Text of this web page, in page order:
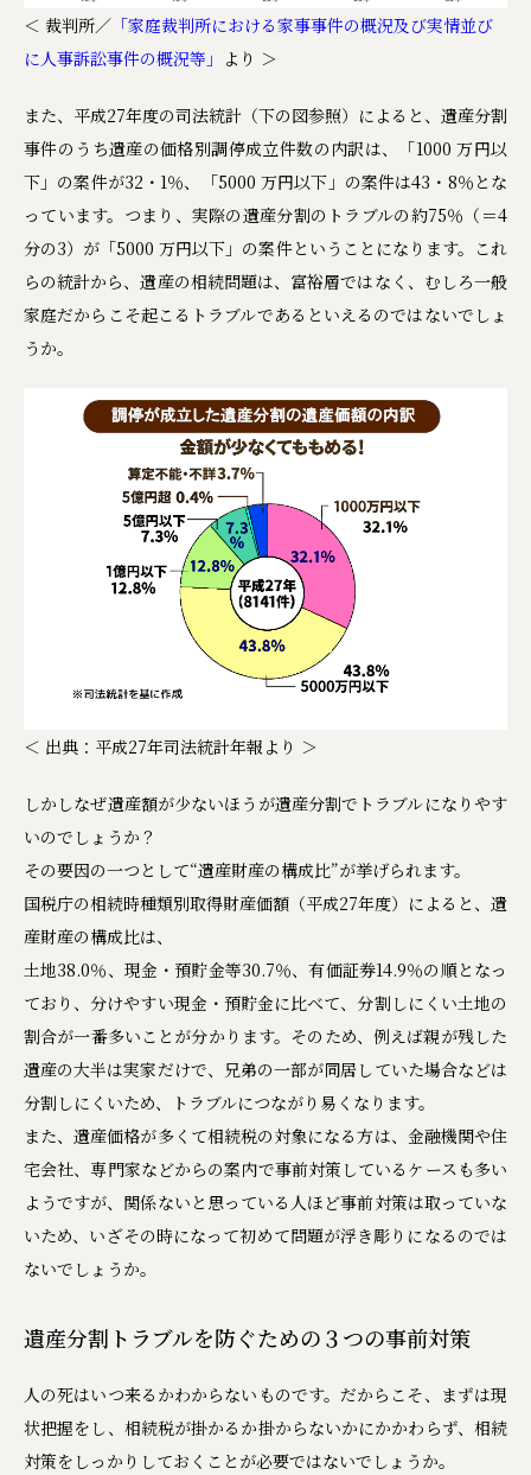
＜ 裁判所／ 「家庭裁判所における家事事件の概況及び実情並び
に人事訴訟事件の概況等」 より ＞
また、平成27年度の司法統計（下の図参照）によると、遺産分割
事件のうち遺産の価格別調停成立件数の内訳は、「1000 万円以
下」の案件が32・1％、「5000 万円以下」の案件は43・8％とな
っています。つまり、実際の遺産分割のトラブルの約75％（＝4
分の3）が「5000 万円以下」の案件ということになります。これ
らの統計から、遺産の相続問題は、富裕層ではなく、むしろ一般
家庭だからこそ起こるトラブルであるといえるのではないでしょ
うか。
＜ 出典：平成27年司法統計年報より ＞
しかしなぜ遺産額が少ないほうが遺産分割でトラブルになりやす
いのでしょうか？
その要因の一つとして“遺産財産の構成比”が挙げられます。
国税庁の相続時種類別取得財産価額（平成27年度）によると、遺
産財産の構成比は、
土地38.0％、現金・預貯金等30.7％、有価証券14.9％の順となっ
ており、分けやすい現金・預貯金に比べて、分割しにくい土地の
割合が一番多いことが分かります。そのため、例えば親が残した
遺産の大半は実家だけで、兄弟の一部が同居していた場合などは
分割しにくいため、トラブルにつながり易くなります。
また、遺産価格が多くて相続税の対象になる方は、金融機関や住
宅会社、専門家などからの案内で事前対策しているケースも多い
ようですが、関係ないと思っている人ほど事前対策は取っていな
いため、いざその時になって初めて問題が浮き彫りになるのでは
ないでしょうか。
遺産分割トラブルを防ぐための３つの事前対策
人の死はいつ来るかわからないものです。だからこそ、まずは現
状把握をし、相続税が掛かるか掛からないかにかかわらず、相続
対策をしっかりしておくことが必要ではないでしょうか。